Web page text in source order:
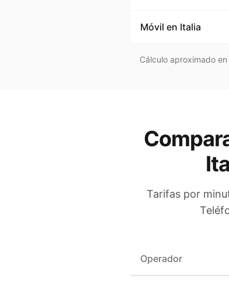
Móvil en Italia
Cálculo aproximado
Tarifas por
Operador